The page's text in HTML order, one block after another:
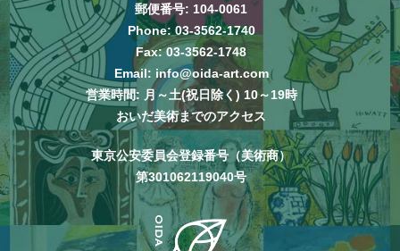
郵便番号: 104-0061
Phone: 03-3562-1740
Fax: 03-3562-1748
Email: info@oida-art.com
営業時間: 月～土(祝日除く) 10～19時
おいだ美術までのアクセス
東京公安委員会登録番号（美術商）
第301062119040号